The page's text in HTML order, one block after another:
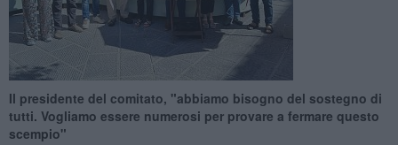
Il presidente del comitato, "abbiamo bisogno del sostegno di
tutti. Vogliamo essere numerosi per provare a fermare questo
scempio"